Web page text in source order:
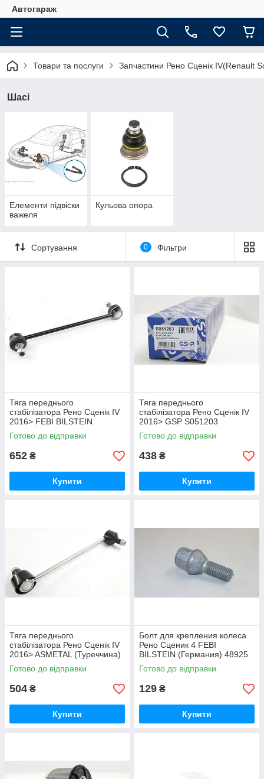
Автогараж
Товари та послуги Запчастини Рено Сценік IV(Renault
Шасі
Елементи підвіски
важеля
Кульова опора
Сортування 0 Фільтри
Тяга переднього
стабілізатора Рено Сценік IV
2016> FEBI BILSTEIN
(Німеччина) 172343
Готово до відправки
652 ₴
Купити
Тяга переднього
стабілізатора Рено Сценік IV
2016> GSP S051203
Готово до відправки
438 ₴
Купити
Тяга переднього
стабілізатора Рено Сценік IV
2016> ASMETAL (Туреччина)
26RN5700
Готово до відправки
504 ₴
Купити
Болт для крепления колеса
Рено Сценик 4 FEBI
BILSTEIN (Германия) 48925
Готово до відправки
129 ₴
Купити